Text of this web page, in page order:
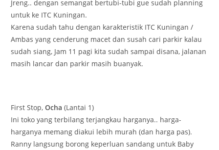
Jreng.. dengan semangat bertubi-tubi gue sudah planning
untuk ke ITC Kuningan.
Karena sudah tahu dengan karakteristik ITC Kuningan /
Ambas yang cenderung macet dan susah cari parkir kalau
sudah siang, Jam 11 pagi kita sudah sampai disana, jalanan
masih lancar dan parkir masih buanyak.
First Stop,Ocha(Lantai 1)
Ini toko yang terbilang terjangkau harganya.. harga-
harganya memang diakui lebih murah (dan harga pas).
Ranny langsung borong keperluan sandang untuk Baby